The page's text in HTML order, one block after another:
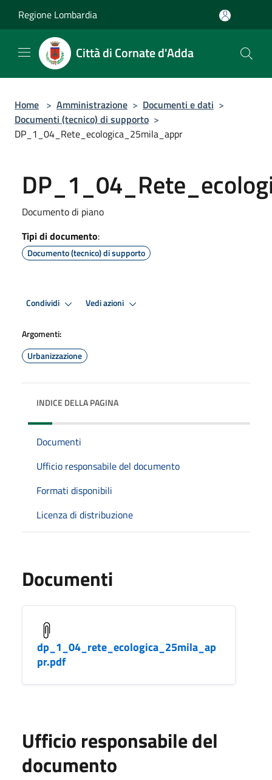
Regione Lombardia
Città di Cornate d'Adda
Home > Amministrazione > Documenti e dati >
Documenti (tecnico) di supporto >
DP_1_04_Rete_ecologica_25mila_appr
Documento di piano
Tipi di documento:
Documento (tecnico) di supporto
Condividi Vedi azioni
Argomenti:
Urbanizzazione
INDICE DELLA PAGINA
Documenti
Ufficio responsabile del documento
Formati disponibili
Licenza di distribuzione
Documenti
dp_1_04_rete_ecologica_25mila_ap
pr.pdf
Ufficio responsabile del
documento